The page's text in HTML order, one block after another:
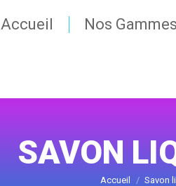
Accueil Nos
SAVON
Vous êtes ici :
Accueil Savon